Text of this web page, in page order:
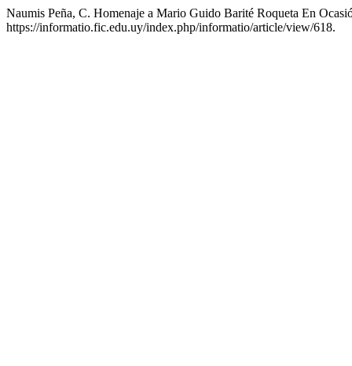
Naumis Peña, C. Homenaje a Mario Guido Barité Roqueta En
https://informatio.fic.edu.uy/index.php/informatio/article/view/618.